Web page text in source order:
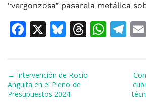
“vergonzosa” pasarela metálica
F
e
b
X
Bl
s
k
T
a
W T
gr
a
Navegación de entradas
← Intervención de Rocío
Anguita en el Pleno de
Presupuestos 2024